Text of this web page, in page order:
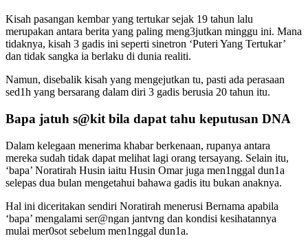
Kisah pasangan kembar yang tertukar sejak 19 tahun lalu
merupakan antara berita yang paling meng3jutkan minggu ini. Mana
tidaknya, kisah 3 gadis ini seperti sinetron ‘Puteri Yang Tertukar’
dan tidak sangka ia berlaku di dunia realiti.
Namun, disebalik kisah yang mengejutkan tu, pasti ada perasaan
sed1h yang bersarang dalam diri 3 gadis berusia 20 tahun itu.
Bapa jatuh s@kit bila dapat tahu keputusan DNA
Dalam kelegaan menerima khabar berkenaan, rupanya antara
mereka sudah tidak dapat melihat lagi orang tersayang. Selain itu,
‘bapa’ Noratirah Husin iaitu Husin Omar juga men1nggal dun1a
selepas dua bulan mengetahui bahawa gadis itu bukan anaknya.
Hal ini diceritakan sendiri Noratirah menerusi Bernama apabila
‘bapa’ mengalami ser@ngan jantvng dan kondisi kesihatannya
mulai mer0sot sebelum men1nggal dun1a.